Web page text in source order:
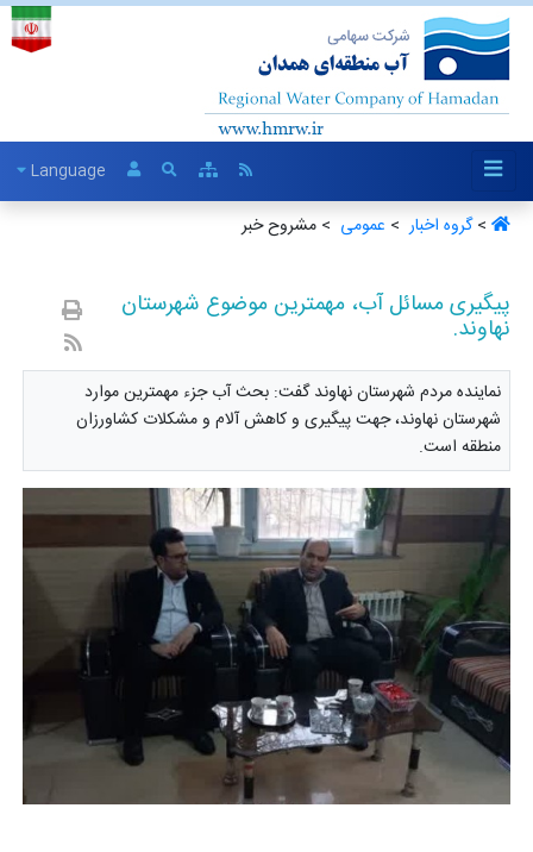
Language
>گروه اخبار ‏ > عمومی ‏ > مشروح خبر
پیگیری مسائل آب، مهمترین موضوع شهرستان
نهاوند.
نماینده مردم شهرستان نهاوند گفت: بحث آب جزء مهمترین موارد
شهرستان نهاوند، جهت پیگیری و کاهش آلام و مشکلات کشاورزان
منطقه است.